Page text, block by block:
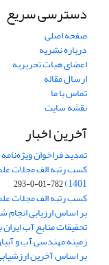
دسترسی سریع
صفحه اصلی
درباره نشریه
اعضای هیات تحریریه
ارسال مقاله
تماس با ما
نقشه سایت
آخرین اخبار
تمدید فراخوان
1401)
782-01-0-293
کسب رتبه الف مجلات
تحقیقات منابع آب
زمینه مهندسی آب و
بر اساس آخرین